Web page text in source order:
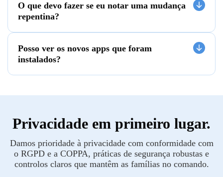
O que devo fazer se eu notar uma mudança
repentina?
Posso ver os novos apps que foram
instalados?
Privacidade em primeiro lugar.
Damos prioridade à privacidade com conformidade com
o RGPD e a COPPA, práticas de segurança robustas e
controlos claros que mantêm as famílias no comando.